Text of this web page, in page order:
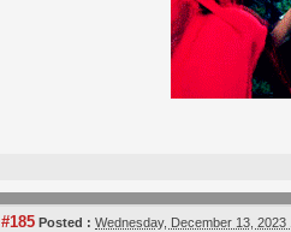
#185 Posted : Wednesday, December 13,